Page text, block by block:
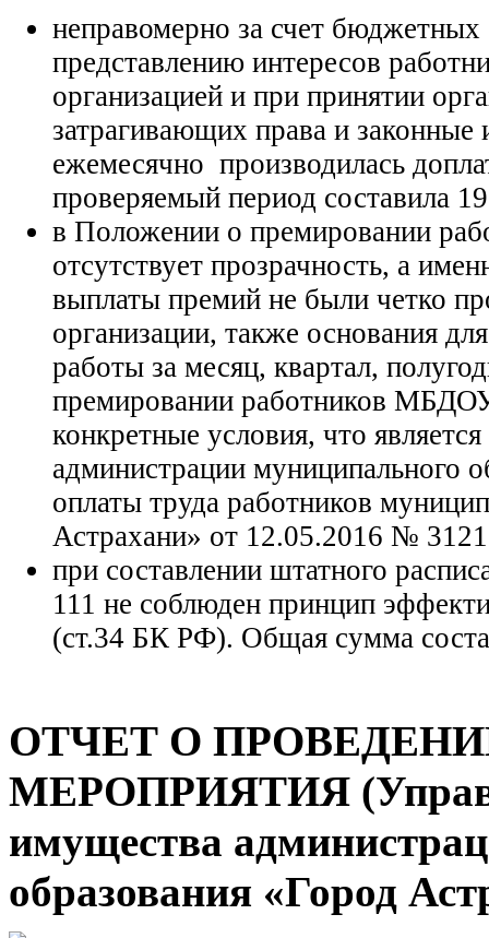
неправомерно за счет
представлению интересов
организацией и при принятии
затрагивающих права и
ежемесячно производилась
проверяемый период составила
в Положении о премировании
отсутствует прозрачность, а
выплаты премий не были четко
организации, также основания
работы за месяц, квартал,
премировании работников
конкретные условия, что
администрации муниципального
оплаты труда работников
Астрахани» от 12.05.2016 №
при составлении штатного
111 не соблюден принцип
(ст.34 БК РФ). Общая сумма
ОТЧЕТ О
МЕРОПРИЯТИЯ
имущества
образования «Город